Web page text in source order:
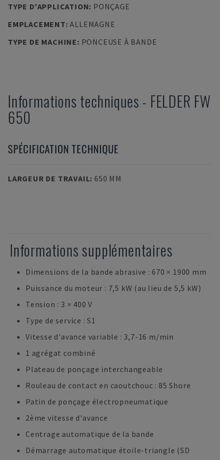
TYPE D'APPLICATION: PONÇAGE
EMPLACEMENT:ALLEMAGNE
TYPE DE MACHINE: PONCEUSE À BANDE
Informations techniques - FELDER FW
650
SPÉCIFICATION TECHNIQUE
LARGEUR DE TRAVAIL: 650 MM
Informations supplémentaires
Dimensions de la bande abrasive : 670 × 1900 mm
Puissance du moteur : 7,5 kW (au lieu de 5,5 kW)
Tension : 3 × 400 V
Type de service : S1
Vitesse d'avance variable : 3,7-16 m/min
1 agrégat combiné
Plateau de ponçage interchangeable
Rouleau de contact en caoutchouc : 85 Shore
Patin de ponçage électropneumatique
2ème vitesse d'avance
Centrage automatique de la bande
Démarrage automatique étoile-triangle (SD